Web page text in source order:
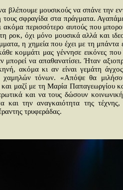
βλέπουμε μουσικούς να σπάνε την
τους σφραγίδα στα πράγματα.
περισσότερο αυτούς που
τη ροκ, όχι μόνο μουσικά αλλά και
η χημεία που έχει με τη μπάντα
κομμάτι μας γέννησε εικόνες
μπορεί να απαθανατίσει. Ήταν
ακόμα κι αν είναι γεμάτη
χαμηλών τόνων. «Απόψε θα
μαζί με τη Μαρία Παπαγεωργίου
και να τους δώσουν
και την αναγκαιότητα της
τρυφεράδας.